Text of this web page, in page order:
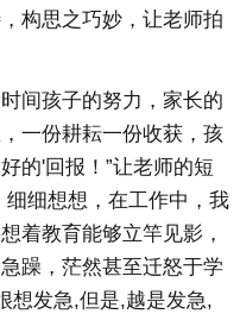
构思之巧妙，让老师拍
间孩子的努力，家长的
一份耕耘一份收获，孩
的'回报！”让老师的短
细想想，在工作中，我
着教育能够立竿见影，
躁，茫然甚至迁怒于学
想发急,但是,越是发急,